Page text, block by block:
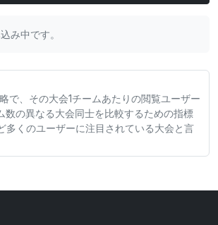
み中です。
で、その大会1チームあたりの閲覧ユーザー
数の異なる大会同士を比較するための指標
多くのユーザーに注目されている大会と言